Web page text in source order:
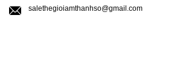
salethegioiamthanhso@gmail.com